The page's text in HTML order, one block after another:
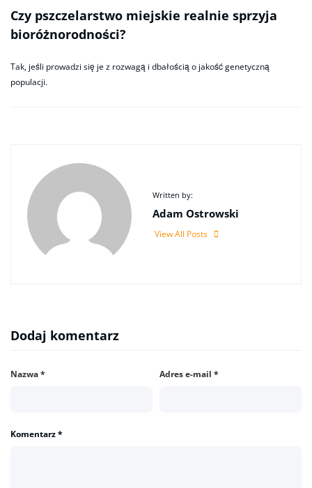
Czy pszczelarstwo miejskie realnie sprzyja
bioróżnorodności?
Tak, jeśli prowadzi się je z rozwagą i dbałością o jakość genetyczną
populacji.
Written by:
Adam Ostrowski
View All Posts
Dodaj komentarz
Nazwa* Adres e-mail *
Komentarz*